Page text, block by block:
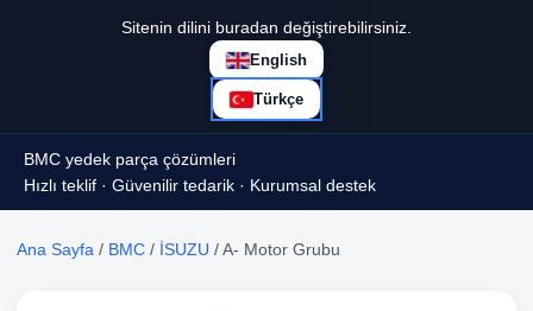
Sitenin dilini buradan değiştirebilirsiniz.
English
Türkçe
BMC yedek parça çözümleri
Hızlı teklif · Güvenilir tedarik · Kurumsal destek
Ana Sayfa / BMC / İSUZU / A- Motor Grubu